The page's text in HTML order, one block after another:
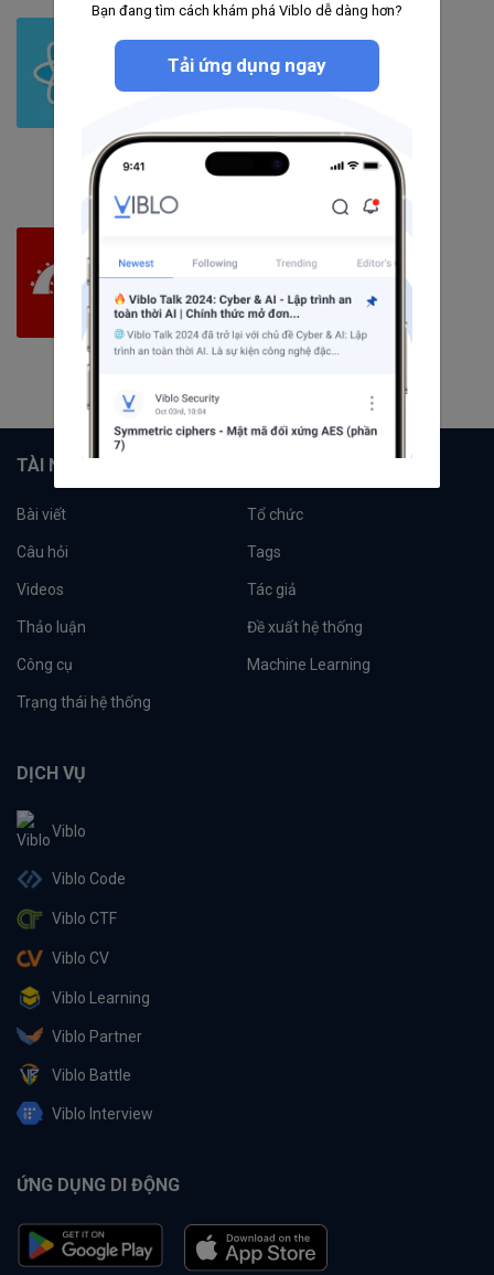
5128người theo dõi
Theo dõi
2272 bài viết
58câu hỏi
1141người theo dõi
TÀI NGUYÊN
Bài viết Tổ chức
Câu hỏi Tags
Videos Tác giả
Thảo luận Đề xuất hệ thống
Công cụ Machine Learning
Trạng thái hệ thống
DỊCH VỤ
Viblo
Viblo Code
Viblo CTF
Viblo CV
Viblo Learning
Viblo Partner
Viblo Battle
Viblo Interview
ỨNG DỤNG DI ĐỘNG
Bạn đang tìm cách khám phá Viblo dễ dàng hơn?
Tải ứng dụng ngay